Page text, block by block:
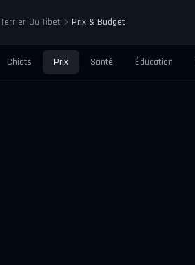
Terrier Du Tibet Prix & Budget
Chiots Prix Santé Éducation